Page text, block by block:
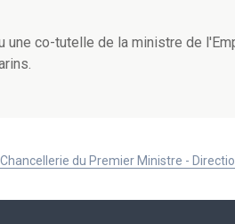
une co-tutelle de la ministre de
Chancellerie du Premier Ministre -